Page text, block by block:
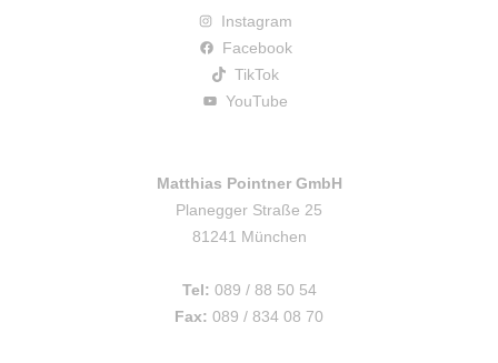
Instagram
Facebook
TikTok
YouTube
Matthias Pointner GmbH
Planegger Straße 25
81241 München
Tel: 089 / 88 50 54
Fax: 089 / 834 08 70